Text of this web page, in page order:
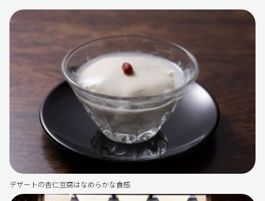
デザートの杏仁豆腐はなめらかな食感